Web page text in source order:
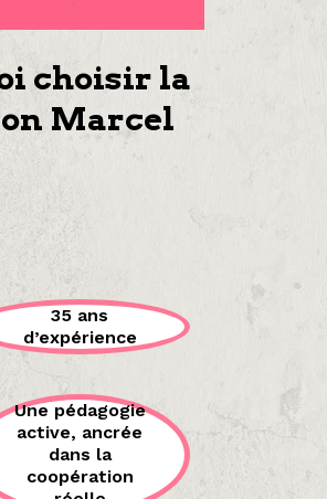
choisir la
Marcel
35 ans
d’expérience
Une pédagogie
active, ancrée
dans la
coopération